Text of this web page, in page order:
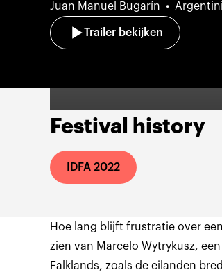
Juan Manuel Bugarín
Trailer bekijken
Festival history
IDFA 2022
Hoe lang blijft frustratie over
zien van Marcelo Wytrykusz,
Falklands, zoals de eilanden